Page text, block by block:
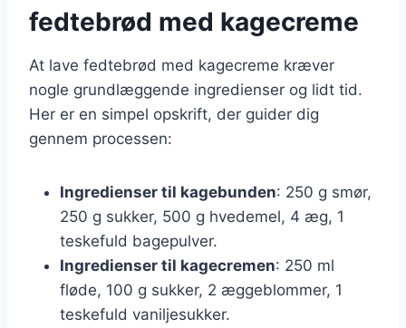
fedtebrød med kagecreme
At lave fedtebrød med kagecreme kræver
nogle grundlæggende ingredienser og lidt tid.
Her er en simpel opskrift, der guider dig
gennem processen:
Ingredienser til kagebunden: 250 g smør,
250 g sukker, 500 g hvedemel, 4 æg, 1
teskefuld bagepulver.
Ingredienser til kagecremen: 250 ml
fløde, 100 g sukker, 2 æggeblommer, 1
teskefuld vaniljesukker.